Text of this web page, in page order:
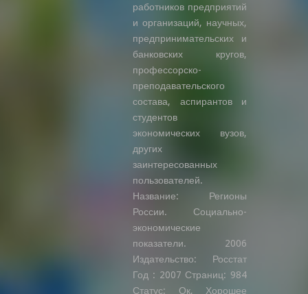
работников предприятий
и организаций, научных,
предпринимательских и
банковских кругов,
профессорско-
преподавательского
состава, аспирантов и
студентов
экономических вузов,
других
заинтересованных
пользователей.
Название: Регионы
России. Социально-
экономические
показатели. 2006
Издательство: Росстат
Год : 2007 Страниц: 984
Статус: Ок, Хорошее